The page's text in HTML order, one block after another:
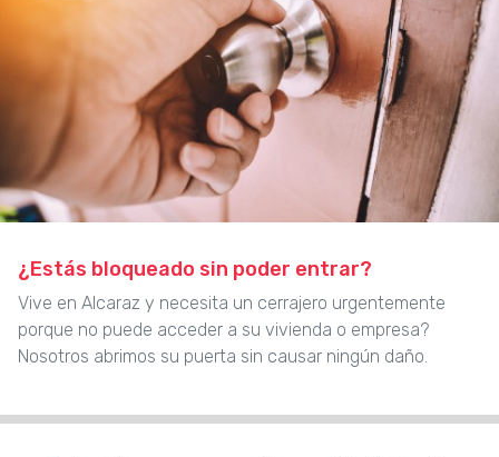
¿Estás bloqueado sin poder entrar?
Vive en Alcaraz y necesita un cerrajero urgentemente
porque no puede acceder a su vivienda o empresa?
Nosotros abrimos su puerta sin causar ningún daño.